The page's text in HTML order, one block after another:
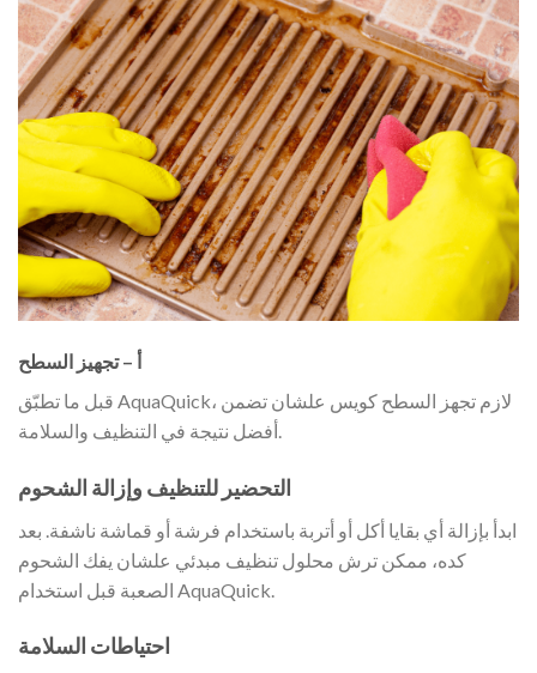
أ – تجهيز السطح
قبل ما تطبّق AquaQuick، لازم تجهز السطح كويس علشان تضمن
التحضير للتنظيف وإزالة الشحوم
ابدأ بإزالة أي بقايا أكل أو أتربة باستخدام فرشة أو قماشة ناشفة. بعد
كده، ممكن ترش محلول تنظيف مبدئي علشان يفك الشحوم
الصعبة قبل استخدام AquaQuick.
احتياطات السلامة